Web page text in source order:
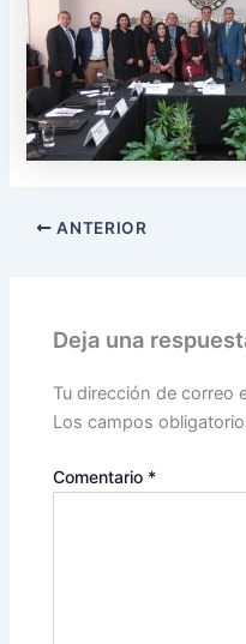
ANTERIOR
Deja una
Tu dirección de correo
Los campos
Comentario *